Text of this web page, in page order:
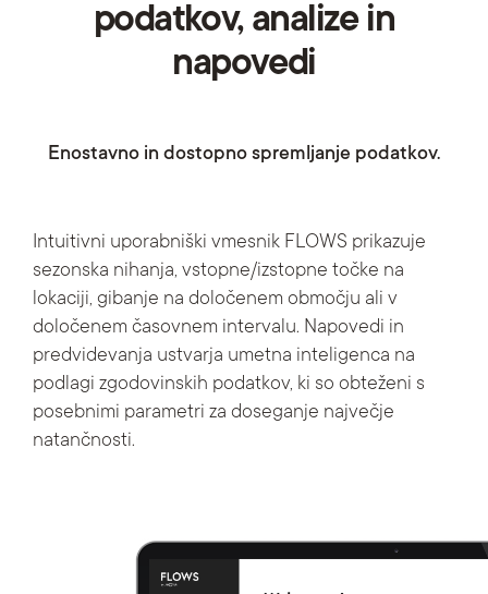
podatkov, analize in
napovedi
Enostavno in dostopno spremljanje podatkov.
Intuitivni uporabniški vmesnik FLOWS prikazuje
sezonska nihanja, vstopne/izstopne točke na
lokaciji, gibanje na določenem območju ali v
določenem časovnem intervalu. Napovedi in
predvidevanja ustvarja umetna inteligenca na
podlagi zgodovinskih podatkov, ki so obteženi s
posebnimi parametri za doseganje največje
natančnosti.